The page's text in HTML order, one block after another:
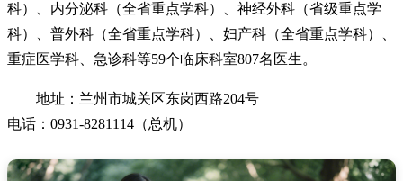
科）、内分泌科（全省重点学科）、神经外科（省级重点学
科）、普外科（全省重点学科）、妇产科（全省重点学科）、
重症医学科、急诊科等59个临床科室807名医生。
地址：兰州市城关区东岗西路204号
电话：0931-8281114（总机）